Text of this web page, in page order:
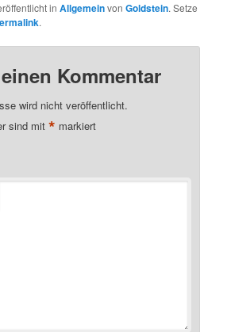
inAllgemeinvonGoldstein. Setze
.
Kommentar
wird nicht veröffentlicht.
sind mit* markiert